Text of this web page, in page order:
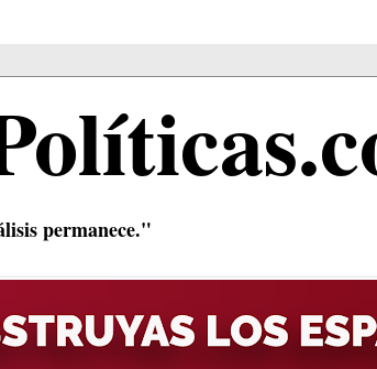
permanece."